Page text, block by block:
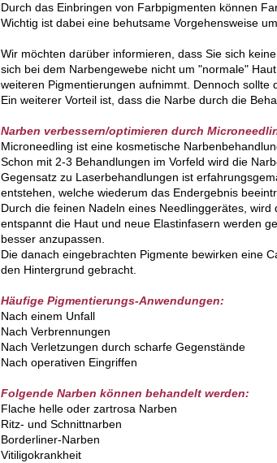
Durch das Einbringen von Farbpigmenten können
Wichtig ist dabei eine behutsame Vorgehensweise
Wir möchten darüber informieren, dass Sie sich
sich bei dem Narbengewebe nicht um "normale"
weiteren Pigmentierungen aufnimmt. Dennoch sollte
Ein weiterer Vorteil ist, dass die Narbe durch die
Narben verbessern/optimieren durch
Microneedling ist eine kosmetische
Schon mit 2-3 Behandlungen im Vorfeld wird die
Gegensatz zu Laserbehandlungen ist
entstehen, welche wiederum das Endergebnis
Durch die feinen Nadeln eines Needlinggerätes,
entspannt die Haut und neue Elastinfasern werden
besser anzupassen.
Die danach eingebrachten Pigmente bewirken eine
den Hintergrund gebracht.
Häufige Pigmentierungs-Anwendungen:
Nach einem Unfall
Nach Verbrennungen
Nach Verletzungen durch scharfe Gegenstände
Nach operativen Eingriffen
Folgende Narben können behandelt werden:
Flache helle oder zartrosa Narben
Ritz- und Schnittnarben
Borderliner-Narben
Vitiligokrankheit